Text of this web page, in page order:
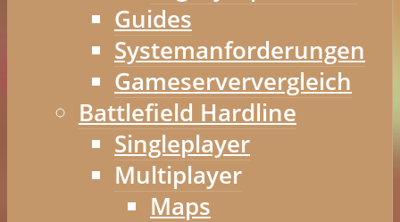
Guides
Systemanforderungen
Gameserververgleich
Battlefield Hardline
Singleplayer
Multiplayer
Maps